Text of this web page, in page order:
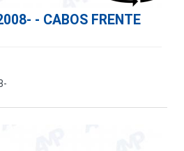
- CABOS FRENTE